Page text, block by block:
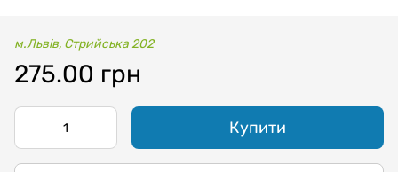
м.Львів, Стрийська 202
275.00 грн
Купити